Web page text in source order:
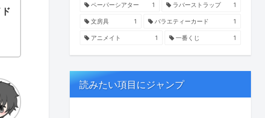
ペーパーシアター 1 ラバーストラップ 1
文房具 1 バラエティーカード 1
アニメイト 1 一番くじ 1
読みたい項目にジャンプ